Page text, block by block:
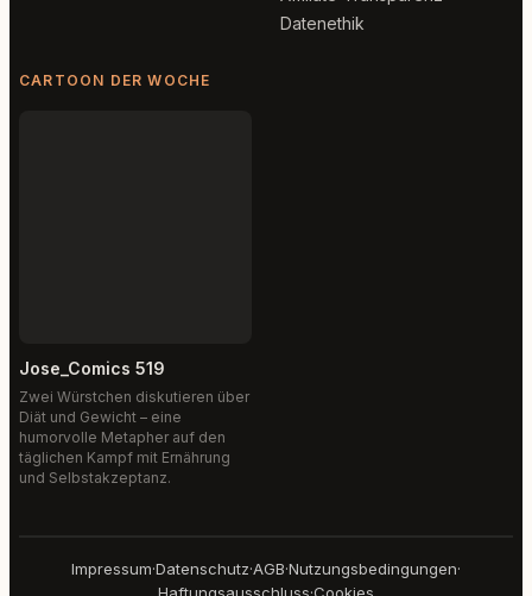
Datenethik
CARTOON DER WOCHE
Jose_Comics 519
Zwei Würstchen diskutieren über
Diät und Gewicht – eine
humorvolle Metapher auf den
täglichen Kampf mit Ernährung
und Selbstakzeptanz.
Impressum·Datenschutz·AGB·Nutzungsbedingungen·